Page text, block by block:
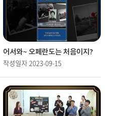
어서와~ 오페란도는 처음이지?
작성일자2023-09-15